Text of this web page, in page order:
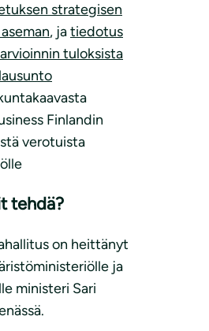
strategisen
, jatiedotus
tuloksista
lausunto
Finlandin
verotuista
tehdä?
on heittänyt
ja
ministeri Sari